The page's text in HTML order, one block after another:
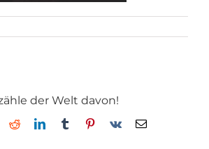
der Welt davon!
RedditLinkedInTumblrPinterest
Vk
E-